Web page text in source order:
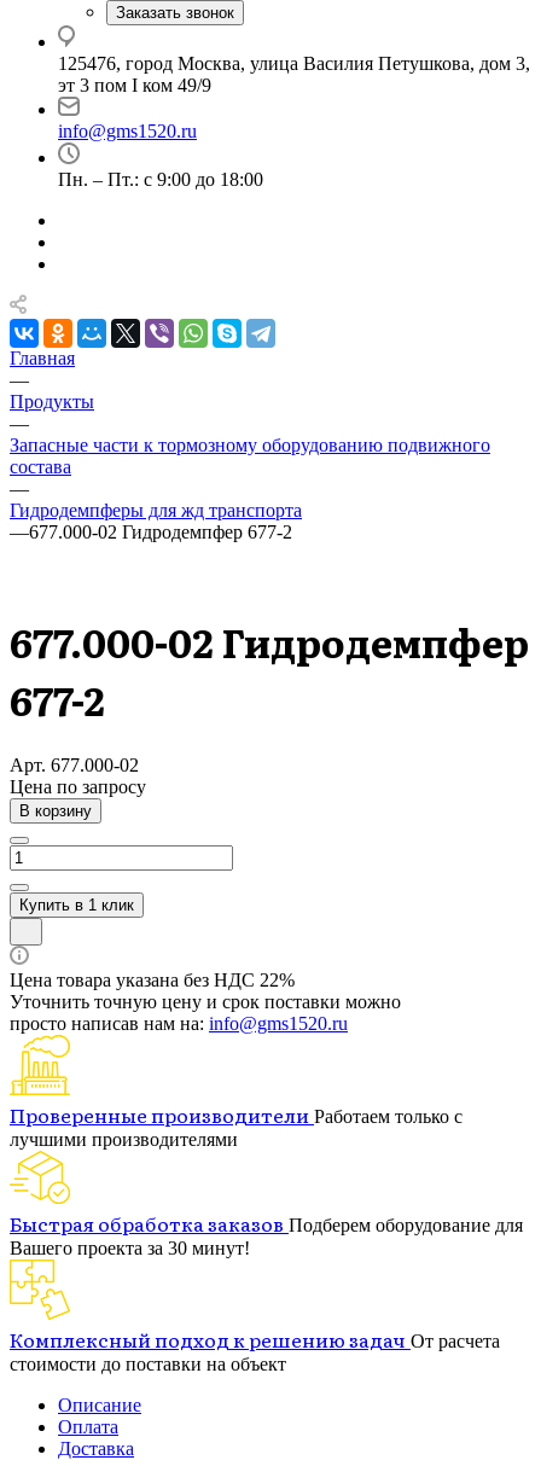
Заказать звонок
125476, город Москва, улица Василия Петушкова, дом 3,
эт 3 пом I ком 49/9
info@gms1520.ru
Пн. – Пт.: с 9:00 до 18:00
Главная
—
Продукты
—
Запасные части к тормозному оборудованию подвижного
состава
—
Гидродемпферы для жд транспорта
—677.000-02 Гидродемпфер 677-2
677.000-02 Гидродемпфер
677-2
Арт. 677.000-02
Цена по запросу
В корзину
Купить в 1 клик
Цена товара указана без НДС 22%
Уточнить точную цену и срок поставки можно
просто написав нам на: info@gms1520.ru
Проверенные производители Работаем только с
лучшими производителями
Быстрая обработка заказов Подберем оборудование для
Вашего проекта за 30 минут!
Комплексный подход к решению задач От расчета
стоимости до поставки на объект
Описание
Оплата
Доставка